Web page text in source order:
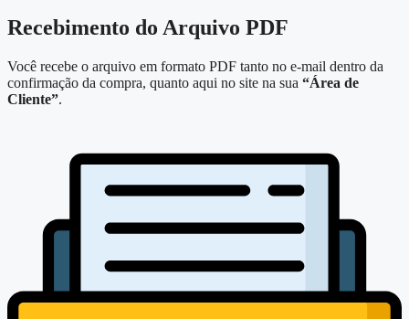
Recebimento do Arquivo PDF
Você recebe o arquivo em formato PDF tanto no e-mail dentro da
confirmação da compra, quanto aqui no site na sua “Área de
Cliente”.